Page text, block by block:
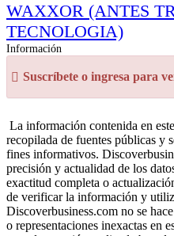
WAXXOR (ANTES
TECNOLOGIA)
Información
Suscríbete o ingresa para
La información contenida en
recopilada de fuentes públicas y
fines informativos.
precisión y actualidad de los
exactitud completa o
de verificar la información y
Discoverbusiness.com no se
o representaciones inexactas en